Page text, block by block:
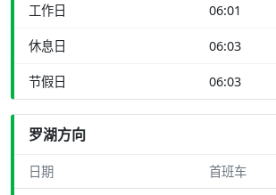
工作日 06:01
休息日 06:03
节假日 06:03
罗湖方向
日期 首班车